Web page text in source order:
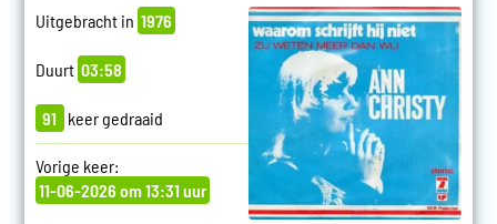
Uitgebracht in 1976
Duurt 03:58
91 keer gedraaid
Vorige keer:
11-06-2026 om 13:31 uur